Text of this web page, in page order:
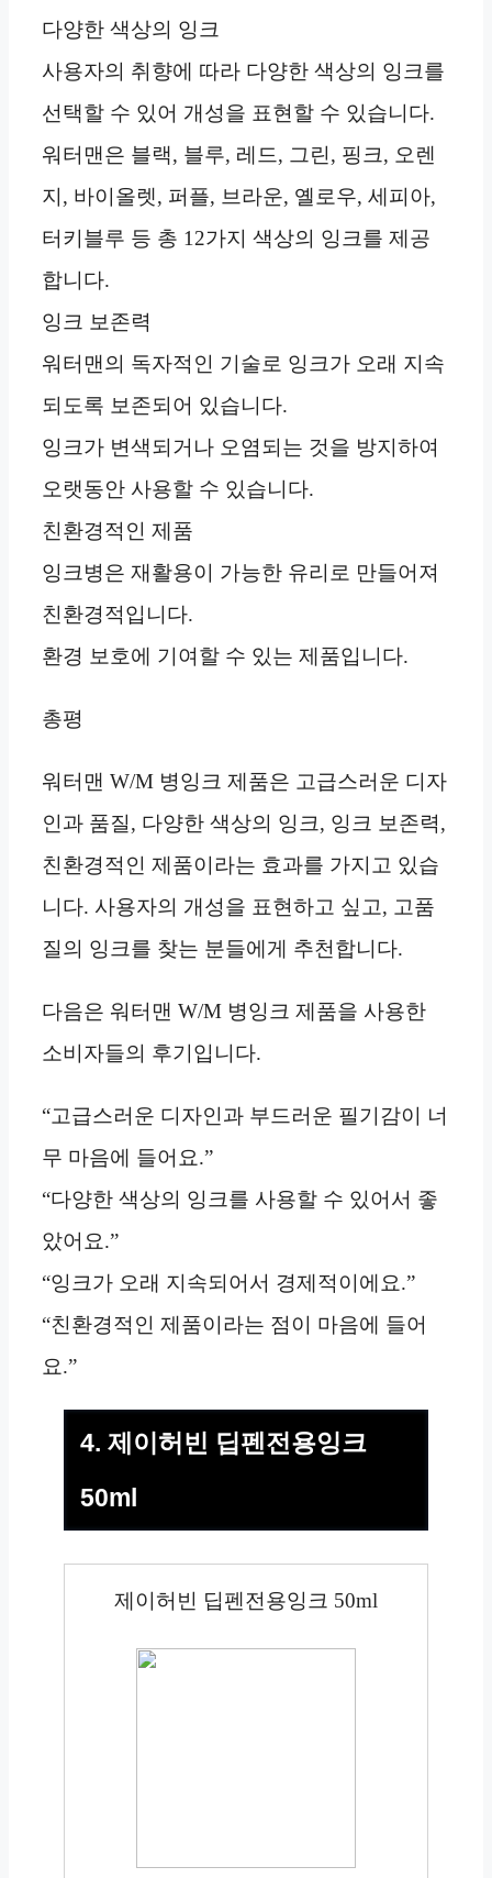
다양한 색상의 잉크
사용자의 취향에 따라 다양한 색상의 잉크를
선택할 수 있어 개성을 표현할 수 있습니다.
워터맨은 블랙, 블루, 레드, 그린, 핑크, 오렌
지, 바이올렛, 퍼플, 브라운, 옐로우, 세피아,
터키블루 등 총 12가지 색상의 잉크를 제공
합니다.
잉크 보존력
워터맨의 독자적인 기술로 잉크가 오래 지속
되도록 보존되어 있습니다.
잉크가 변색되거나 오염되는 것을 방지하여
오랫동안 사용할 수 있습니다.
친환경적인 제품
잉크병은 재활용이 가능한 유리로 만들어져
친환경적입니다.
환경 보호에 기여할 수 있는 제품입니다.
총평
워터맨 W/M 병잉크 제품은 고급스러운 디자
인과 품질, 다양한 색상의 잉크, 잉크 보존력,
친환경적인 제품이라는 효과를 가지고 있습
니다. 사용자의 개성을 표현하고 싶고, 고품
질의 잉크를 찾는 분들에게 추천합니다.
다음은 워터맨 W/M 병잉크 제품을 사용한
소비자들의 후기입니다.
“고급스러운 디자인과 부드러운 필기감이 너
무 마음에 들어요.”
“다양한 색상의 잉크를 사용할 수 있어서 좋
았어요.”
“잉크가 오래 지속되어서 경제적이에요.”
“친환경적인 제품이라는 점이 마음에 들어
요.”
4. 제이허빈 딥펜전용잉크
50ml
제이허빈 딥펜전용잉크 50ml